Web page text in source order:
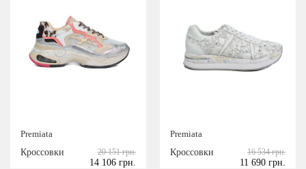
Premiata
Кроссовки
20 151 грн.
14 106 грн.
Premiata
Кроссовки
16 534 грн.
11 690 грн.